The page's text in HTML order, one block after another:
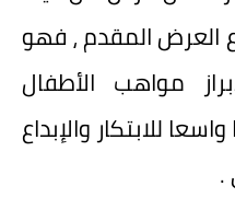
المقدم ، فهو
مواهب الأطفال
للابتكار والإبداع
.